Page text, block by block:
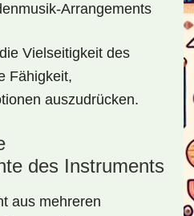
Arrangements
Vielseitigkeit des
Fähigkeit,
auszudrücken.
des Instruments
aus mehreren